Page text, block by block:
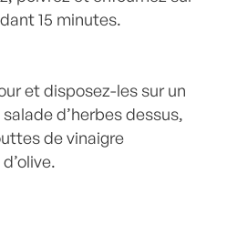
15 minutes.
et disposez-les sur un
d’herbes dessus,
de vinaigre